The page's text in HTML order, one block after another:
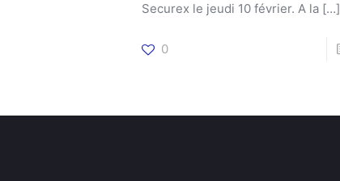
Securex le jeudi 10 février. A la[…]
0